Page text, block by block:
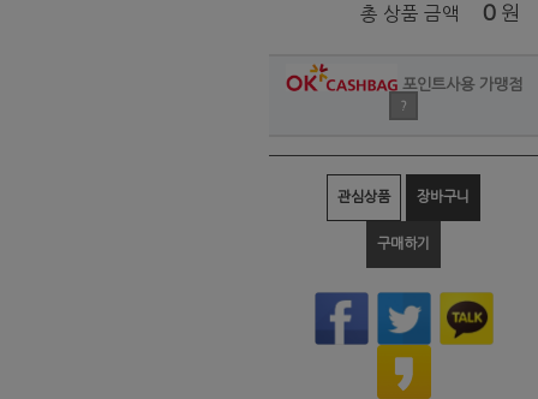
총 상품 금액 0 원
포인트사용 가맹점
?
관심상품 장바구니
구매하기